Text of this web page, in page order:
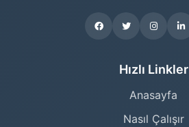
Hızlı Linkler
Anasayfa
Nasıl Çalışır